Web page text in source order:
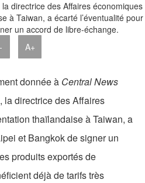
A+
donnée à Central News
la directrice des Affaires
thaïlandaise à Taiwan, a
et Bangkok de signer un
produits exportés de
déjà de tarifs très